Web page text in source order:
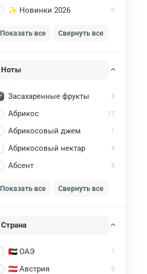
✨ Новинки 2026 0
Показать все Свернуть все
Ноты
Засахаренные фрукты 3
Абрикос 17
Абрикосовый джем 1
Абрикосовый нектар 4
Абсент 6
Показать все Свернуть все
Страна
🇦🇪 ОАЭ 1
🇦🇹 Австрия 0